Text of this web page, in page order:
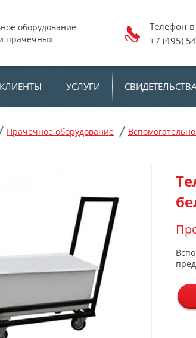
Телефон
+7 (495)
оборудование
прачечных
УСЛУГИ
Прачечное оборудование